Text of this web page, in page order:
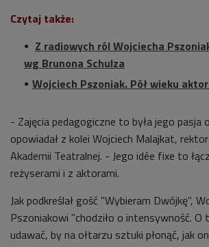
Czytaj także:
Z radiowych ról Wojciecha
wg Brunona Schulza
Wojciech Pszoniak. Pół wieku
- Zajęcia pedagogiczne to była jego pasja
opowiadał z kolei Wojciech Malajkat,
Akademii Teatralnej. - Jego idée fixe to
reżyserami i z aktorami.
Jak podkreślał gość "Wybieram Dwójkę",
Pszoniakowi "chodziło o intensywność. O
udawać, by na ołtarzu sztuki płonąć, jak